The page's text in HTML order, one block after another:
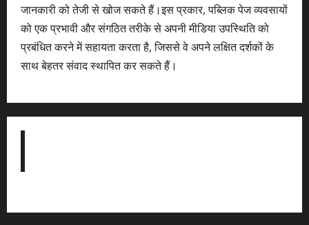
जानकारी को तेजी से खोज सकते हैं।इस प्रकार, पब्लिक पेज व्यवसायों
को एक प्रभावी और संगठित तरीके से अपनी मीडिया उपस्थिति को
प्रबंधित करने में सहायता करता है, जिससे वे अपने लक्षित दर्शकों के
साथ बेहतर संवाद स्थापित कर सकते हैं।